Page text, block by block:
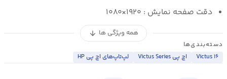
دقت صفحه نمایش : ۱۹۲۰×۱۰۸۰
همه ویژگی ها arrow_downward
دسته‌بندی‌ها
Victus ۱۶
اچ پی Victus Series لپ‌تاپ‌های اچ پی HP